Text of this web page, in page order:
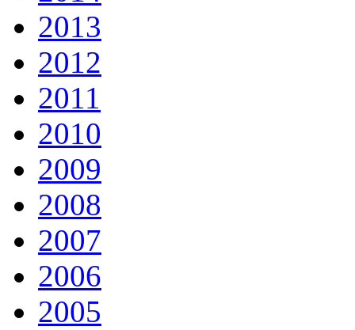
2013
2012
2011
2010
2009
2008
2007
2006
2005